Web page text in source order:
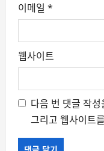
이메일 *
웹사이트
다음 번 댓글 작
그리고 웹사이트